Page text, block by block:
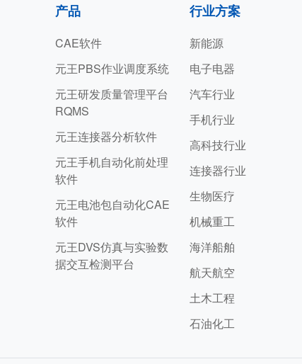
产品
CAE软件
元王PBS作业调度系统
元王研发质量管理平台
RQMS
元王连接器分析软件
元王手机自动化前处理
软件
元王电池包自动化CAE
软件
元王DVS仿真与实验数
据交互检测平台
行业方案
新能源
电子电器
汽车行业
手机行业
高科技行业
连接器行业
生物医疗
机械重工
海洋船舶
航天航空
土木工程
石油化工